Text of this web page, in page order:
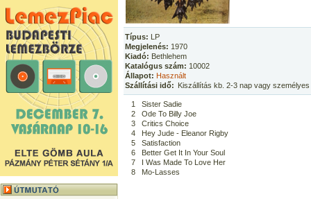
Típus: LP
Megjelenés: 1970
Kiadó: Bethlehem
Katalógus szám: 10002
Állapot: Használt
Szállítási idő: Kiszállítás kb. 2-3 nap vagy
1
Sister Sadie
2
Ode To Billy Joe
3
Critics Choice
4
Hey Jude - Eleanor Rigby
5
Satisfaction
6
Better Get It In Your Soul
7
I Was Made To Love Her
8
Mo-Lasses